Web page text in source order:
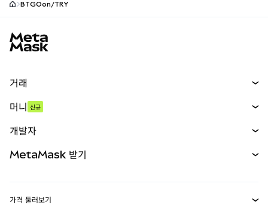
BTGOon/TRY
거래
무기한 선물
실물자산
머니 신규
개발자
MetaMask 받기
가격 둘러보기